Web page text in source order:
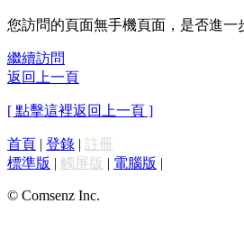
您訪問的頁面無手機頁面，是否進一
繼續訪問
返回上一頁
[ 點擊這裡返回上一頁 ]
首頁 | 登錄 | 註冊
標準版 | 觸屏版 | 電腦版 |
© Comsenz Inc.